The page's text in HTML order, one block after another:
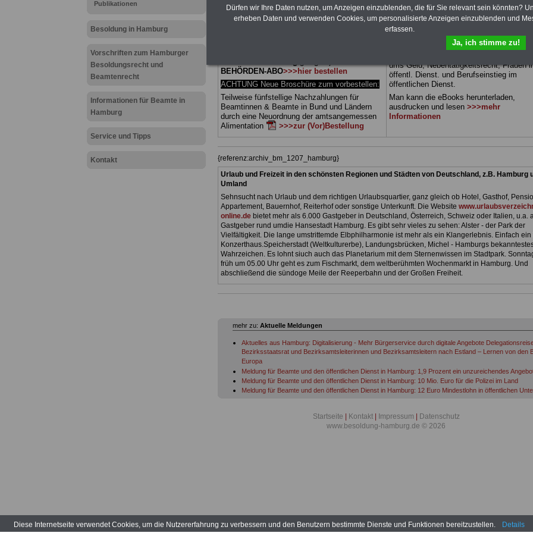
Publikationen
Besoldung in Hamburg
Vorschriften zum Hamburger
Besoldungsrecht und
Beamtenrecht
Informationen für Beamte in
Hamburg
Service und Tipps
Kontakt
(Bund/Länder) sowie Beihilferecht in Bund und
Ländern. Alle drei Ratgeber sind übersichtlich
gegliedert und erläutern auch komplizierte
BEHÖRDEN-ABO>>>hier bestellen
ACHTUNG Neue Broschüre zum vorbestellen:
Teilweise fünfstellige Nachzahlungen für
Beamtinnen & Beamte in Bund und Ländern
durch eine Neuordnung der amtsangemessen
Alimentation
>>>zur (Vor)Bestellung
Dienst Zum Komplettpreis von 15 Euro
können Sie zehn Bücher als eBook
herunterladen, auch für Beschäftigte in der
Freien- und Hansestadt Hamburg
die Bücher behandeln Beamtenrecht,
ums Geld, Nebentätigkeitsrecht, Frauen
öffentl. Dienst. und Berufseinstieg im
öffentlichen Dienst.
Man kann die eBooks herunterladen,
ausdrucken und lesen >>>mehr
Informationen
{referenz:archiv_bm_1207_hamburg}
Urlaub und Freizeit in den schönsten Regionen und Städten von Deutschland, z.B. Hamburg
Umland
Sehnsucht nach Urlaub und dem richtigen Urlaubsquartier, ganz gleich ob Hotel, Gasthof,
Appartement, Bauernhof, Reiterhof oder sonstige Unterkunft. Die Website
online.debietet mehr als 6.000 Gastgeber in Deutschland, Österreich, Schweiz oder Italien, u.a.
Gastgeber rund umdie Hansestadt Hamburg. Es gibt sehr vieles zu sehen: Alster - der Park der
Vielfältigkeit. Die lange umstrittemde Elbphilharmonie ist mehr als ein Klangerlebnis. Einfach ein
Konzerthaus.Speicherstadt (Weltkulturerbe), Landungsbrücken, Michel - Hamburgs
Wahrzeichen. Es lohnt siuch auch das Planetarium mit dem Sternenwissen im Stadtpark.
früh um 05.00 Uhr geht es zum Fischmarkt, dem weltberühmten Wochenmarkt in Hamburg. Und
abschließend die sündoge Meile der Reeperbahn und der Großen Freiheit.
mehr zu: Aktuelle Meldungen
Aktuelles aus Hamburg: Digitalisierung - Mehr Bürgerservice durch digitale Angebote
Bezirksstaatsrat und Bezirksamtsleiterinnen und Bezirksamtsleitern nach Estland – Lernen von den
Europa
Meldung für Beamte und den öffentlichen Dienst in Hamburg: 1,9 Prozent ein unzureichendes
Meldung für Beamte und den öffentlichen Dienst in Hamburg: 10 Mio. Euro für die Polizei im Land
Meldung für Beamte und den öffentlichen Dienst in Hamburg: 12 Euro Mindestlohn in öffentlichen
Meldung für Beamte und den öffentlichen Dienst in Hamburg: Aktion zur Tarifrunde öffentlicher Dienst
Meldung für Beamte und den öffentlichen Dienst in Hamburg: Anonyme Befragung zum Hintergrund der
Meldung für Beamte und den öffentlichen Dienst in Hamburg: Beamte wollen Verfassungsgericht
Meldung für Beamte und den öffentlichen Dienst in Hamburg: Beamtenbezüge sollen steigen
Startseite Kontakt Impressum
Datenschutz
www.besoldung-hamburg.de © 2026
Dürfen wir Ihre Daten nutzen, um Anzeigen einzublenden, die für Sie relevant sein könnten?
erheben Daten und verwenden Cookies, um personalisierte Anzeigen einzublenden und
erfassen.
Ja, ich stimme zu!
Diese Internetseite verwendet Cookies, um die Nutzererfahrung zu verbessern und den Benutzern bestimmte Dienste und Funktionen bereitzustellen. Details